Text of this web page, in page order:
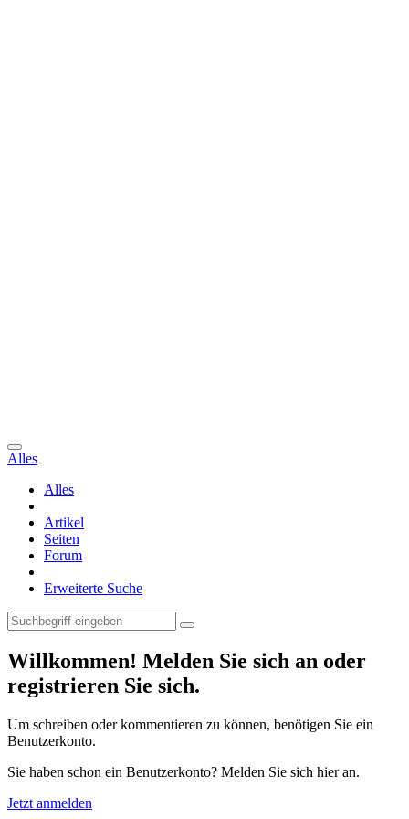
Alles
Alles
Artikel
Seiten
Forum
Erweiterte Suche
Willkommen! Melden Sie sich an oder
registrieren Sie sich.
Um schreiben oder kommentieren zu können, benötigen Sie ein
Benutzerkonto.
Sie haben schon ein Benutzerkonto? Melden Sie sich hier an.
Jetzt anmelden